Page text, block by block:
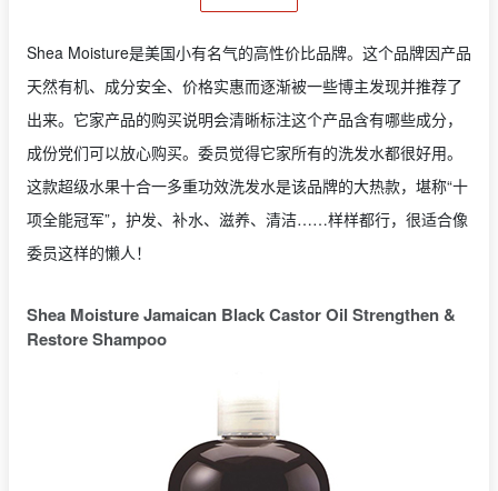
Shea Moisture是美国小有名气的高性价比品牌。这个品牌因产品
天然有机、成分安全、价格实惠而逐渐被一些博主发现并推荐了
出来。它家产品的购买说明会清晰标注这个产品含有哪些成分，
成份党们可以放心购买。委员觉得它家所有的洗发水都很好用。
这款超级水果十合一多重功效洗发水是该品牌的大热款，堪称“十
项全能冠军”，护发、补水、滋养、清洁……样样都行，很适合像
委员这样的懒人！
Shea Moisture Jamaican Black Castor Oil Strengthen &
Restore Shampoo